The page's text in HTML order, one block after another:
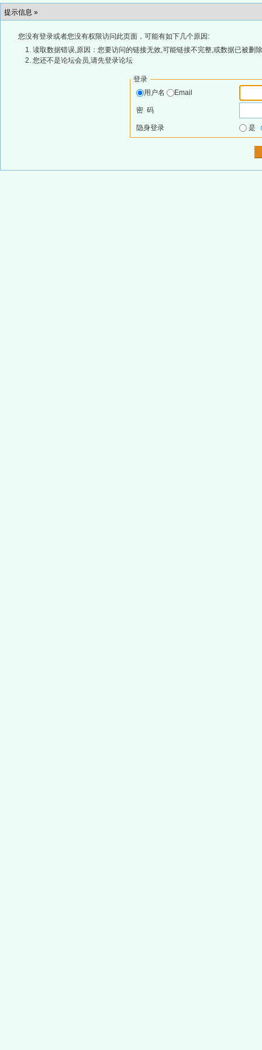
提示信息 »
您没有登录或者您没有权限访问此页面，可能有如下几个原因:
读取数据错误,原因：您要访问的链接无效,可能链接不完整,或数据已被删
您还不是论坛会员,请先登录论坛
登录
用户名
Email
密 码
隐身登录 是